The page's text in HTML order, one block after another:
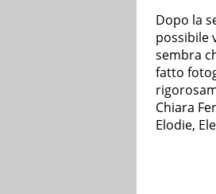
Dopo la
possibile
sembra
fatto
Chiara
Elodie,